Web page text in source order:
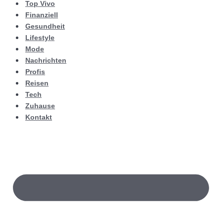
Top Vivo
Finanziell
Gesundheit
Lifestyle
Mode
Nachrichten
Profis
Reisen
Tech
Zuhause
Kontakt